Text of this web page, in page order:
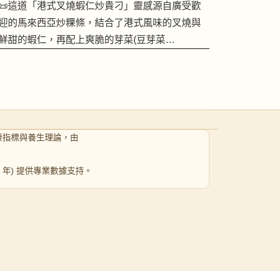
這道「港式叉燒蝦仁炒貴刁」靈感源自廣受歡
的馬來西亞炒粿條，結合了港式風味的叉燒與
甜的蝦仁，再配上爽脆的芽菜(豆芽菜…
指標與養生理論，由
) 提供專業數據支持。